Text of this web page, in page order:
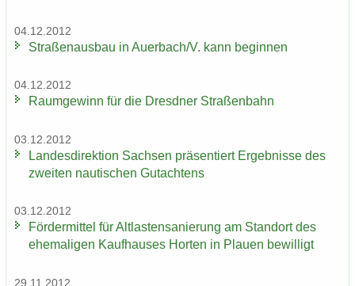
04.12.2012
Stra­ßen­aus­bau in Au­er­bach/V. kann be­gin­nen
04.12.2012
Raum­ge­winn für die Dresd­ner Stra­ßen­bahn
03.12.2012
Lan­des­di­rek­ti­on Sach­sen prä­sen­tiert Er­geb­nis­se des
zwei­ten nau­ti­schen Gut­ach­tens
03.12.2012
För­der­mit­tel für Alt­las­ten­sa­nie­rung am Stand­ort des
ehe­ma­li­gen Kauf­hau­ses Hor­ten in Plau­en be­wil­ligt
29.11.2012